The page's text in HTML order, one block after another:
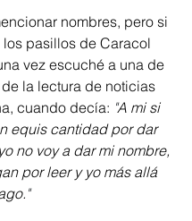
nombres, pero si
los pasillos de Caracol
vez escuché a una de
la lectura de noticias
cuando decía: "A mi si
equis cantidad por dar
no voy a dar mi nombre,
por leer y yo más allá
"